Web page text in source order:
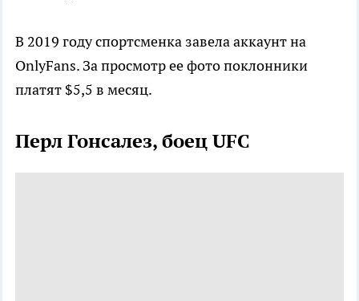
В 2019 году спортсменка завела аккаунт на
OnlyFans. За просмотр ее фото поклонники
платят $5,5 в месяц.
Перл Гонсалез, боец UFC